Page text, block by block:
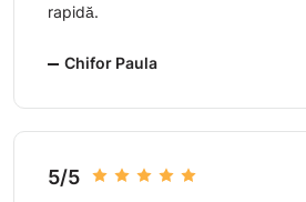
rapidă.
Chifor Paula
5/5